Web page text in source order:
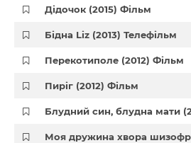
Дідочок (2015) Фільм
Бідна Liz (2013) Телефільм
Перекотиполе (2012) Фільм
Пиріг (2012) Фільм
Блудний син, блудна мати
Моя дружина хвора